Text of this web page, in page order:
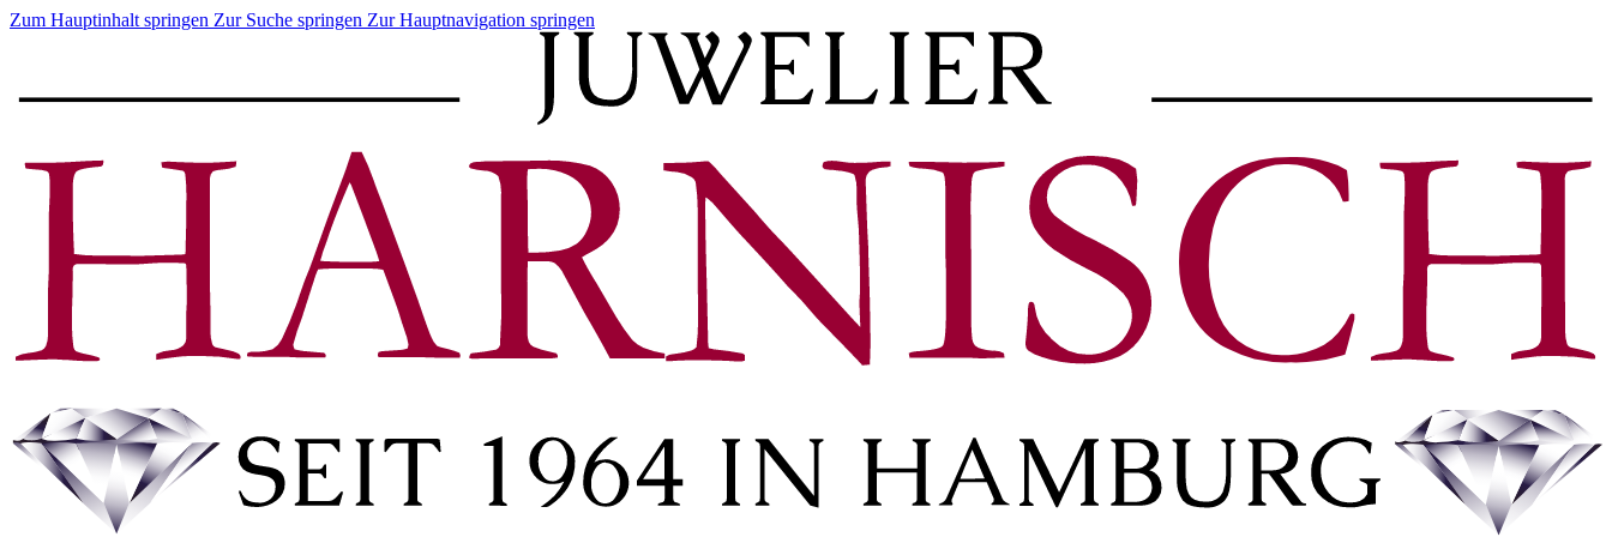
Zum Hauptinhalt springen Zur Suche springen Zur Hauptnavigation springen